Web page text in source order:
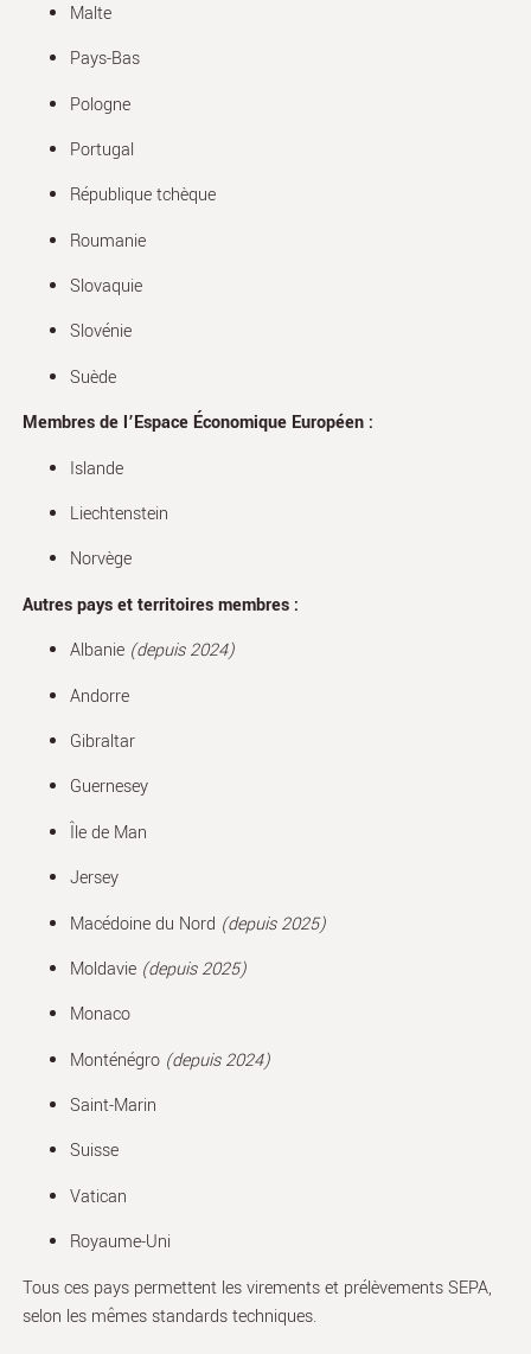
Malte
Pays-Bas
Pologne
Portugal
République tchèque
Roumanie
Slovaquie
Slovénie
Suède
Membres de l’Espace Économique Européen :
Islande
Liechtenstein
Norvège
Autres pays et territoires membres :
Albanie (depuis 2024)
Andorre
Gibraltar
Guernesey
Île de Man
Jersey
Macédoine du Nord (depuis 2025)
Moldavie (depuis 2025)
Monaco
Monténégro (depuis 2024)
Saint-Marin
Suisse
Vatican
Royaume-Uni
Tous ces pays permettent les virements et prélèvements SEPA,
selon les mêmes standards techniques.